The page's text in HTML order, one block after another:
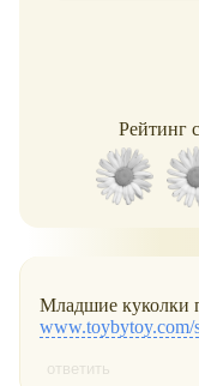
Рейтинг
Младшие куколки
ответить